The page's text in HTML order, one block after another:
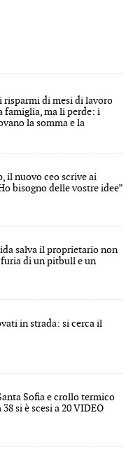
risparmi di mesi di lavoro
famiglia, ma li perde: i
la somma e la
il nuovo ceo scrive ai
bisogno delle vostre idee”
salva il proprietario non
di un pitbull e un
in strada: si cerca il
Sofia e crollo termico
si è scesi a 20 VIDEO